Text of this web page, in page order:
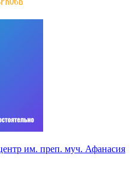
им. преп. муч. Афанасия